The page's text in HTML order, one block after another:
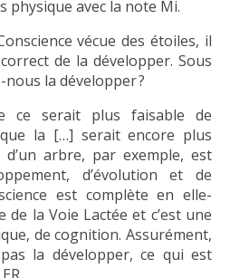
physique avec la note Mi.
vécue des étoiles, il
de la développer. Sous
la développer ?
ce serait plus faisable de
que la […] serait encore plus
arbre, par exemple, est
d’évolution et de
est complète en elle-
de la Voie Lactée et c’est une
de cognition. Assurément,
la développer, ce qui est